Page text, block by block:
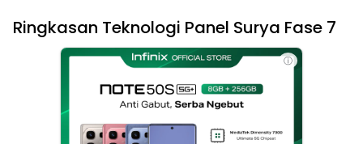
Ringkasan Teknologi Panel Surya Fase 7
ⓘ